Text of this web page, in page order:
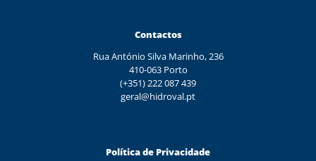
Contactos
Rua António Silva Marinho, 236
410-063 Porto
(+351) 222 087 439
geral@hidroval.pt
Política de Privacidade